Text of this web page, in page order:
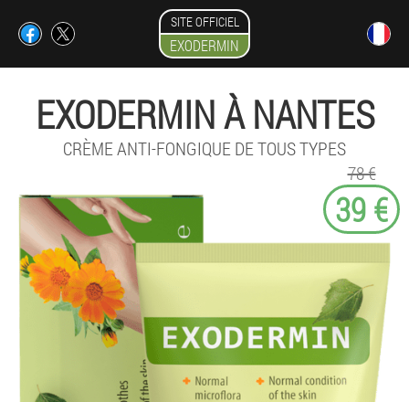
SITE OFFICIEL
EXODERMIN
EXODERMIN À NANTES
CRÈME ANTI-FONGIQUE DE TOUS TYPES
78 €
39 €